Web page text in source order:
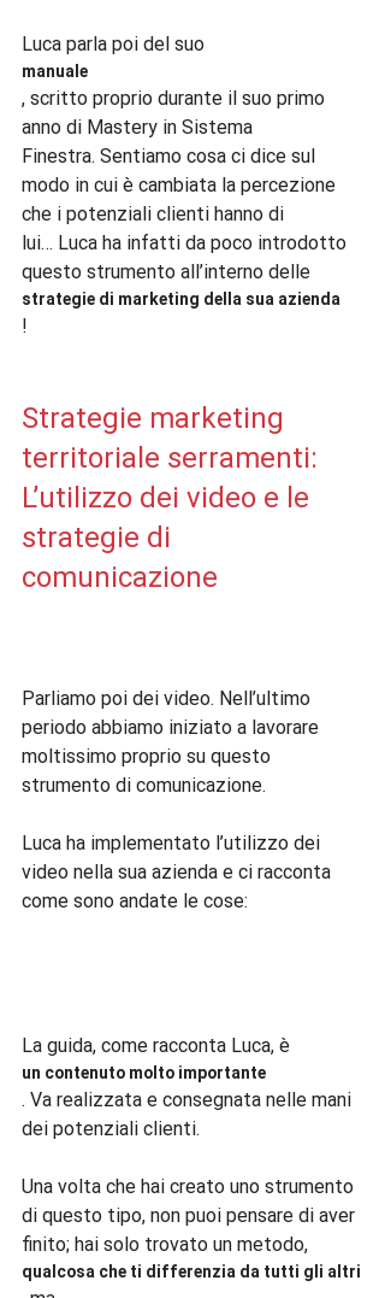
Luca parla poi del suo
manuale
, scritto proprio durante il suo primo
anno di Mastery in Sistema
Finestra. Sentiamo cosa ci dice sul
modo in cui è cambiata la percezione
che i potenziali clienti hanno di
lui… Luca ha infatti da poco introdotto
questo strumento all’interno delle
strategie di marketing della sua azienda
!
Strategie marketing
territoriale serramenti:
L’utilizzo dei video e le
strategie di
comunicazione
Parliamo poi dei video. Nell’ultimo
periodo abbiamo iniziato a lavorare
moltissimo proprio su questo
strumento di comunicazione.
Luca ha implementato l’utilizzo dei
video nella sua azienda e ci racconta
come sono andate le cose:
La guida, come racconta Luca, è
un contenuto molto importante
. Va realizzata e consegnata nelle mani
dei potenziali clienti.
Una volta che hai creato uno strumento
di questo tipo, non puoi pensare di aver
finito; hai solo trovato un metodo,
qualcosa che ti differenzia da tutti gli altri